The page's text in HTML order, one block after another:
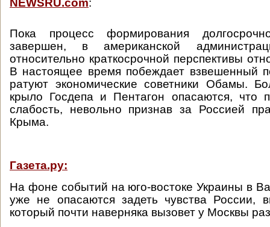
NEWSRU.com:
Пока процесс формирования
завершен, в американской
относительно краткосрочной перспективы
В настоящее время побеждает взвешенный
ратуют экономические советники Обамы.
крыло Госдепа и Пентагон опасаются, что
слабость, невольно признав за Россией
Крыма.
Газета.ру:
На фоне событий на юго-востоке Украины в
уже не опасаются задеть чувства России,
который почти наверняка вызовет у Москвы